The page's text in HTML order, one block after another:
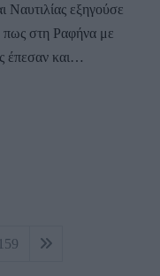
Ναυτιλίας εξηγούσε
πως στη Ραφήνα με
έπεσαν και…
159